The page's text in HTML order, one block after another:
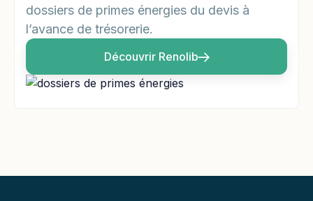
dossiers de primes énergies du devis à
l’avance de trésorerie.
Découvrir Renolib